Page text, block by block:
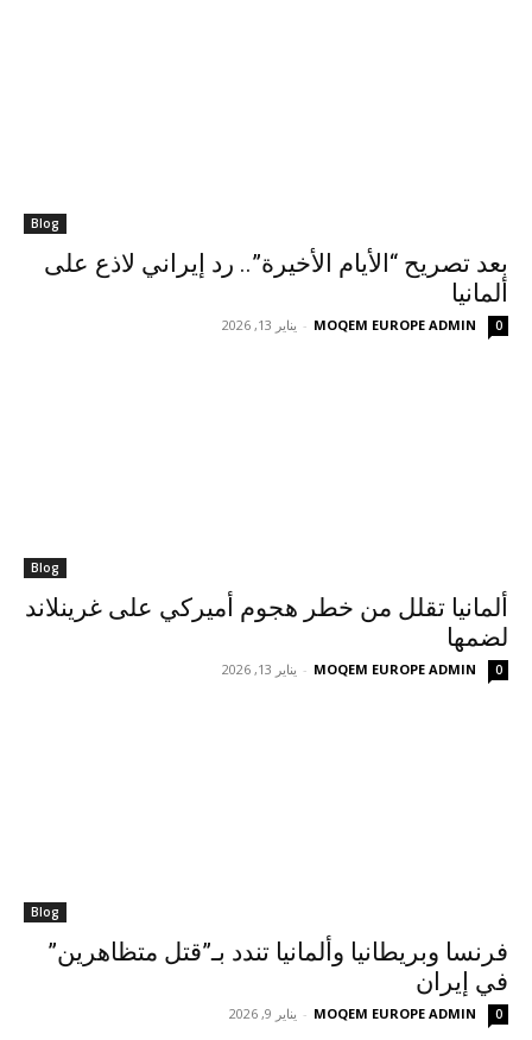
Blog
بعد تصريح “الأيام الأخيرة”.. رد إيراني لاذع على
ألمانيا
MOQEM EUROPE ADMIN
- يناير 13, 2026 0
Blog
ألمانيا تقلل من خطر هجوم أميركي على غرينلاند
لضمها
MOQEM EUROPE ADMIN
- يناير 13, 2026 0
Blog
فرنسا وبريطانيا وألمانيا تندد بـ”قتل متظاهرين”
في إيران
MOQEM EUROPE ADMIN
- يناير 9, 2026 0